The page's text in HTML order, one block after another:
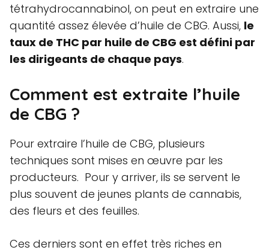
tétrahydrocannabinol, on peut en extraire une
quantité assez élevée d’huile de CBG. Aussi, le
taux de THC par huile de CBG est défini par
les dirigeants de chaque pays.
Comment est extraite l’huile
de CBG ?
Pour extraire l’huile de CBG, plusieurs
techniques sont mises en œuvre par les
producteurs. Pour y arriver, ils se servent le
plus souvent de jeunes plants de cannabis,
des fleurs et des feuilles.
Ces derniers sont en effet très riches en